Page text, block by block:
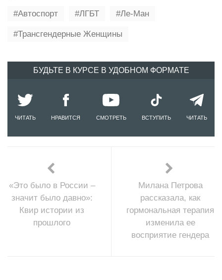
Автоспорт
ЛГБТ Ле-Ман
Трансгендерные Женщины
БУДЬТЕ В КУРСЕ В УДОБНОМ ФОРМАТЕ
ЧИТАТЬ НРАВИТСЯ СМОТРЕТЬ ВСТУПИТЬ ЧИТАТЬ
«Это было в России –
значит было давно»:
Квир истории из
прошлого
Милана Петрова
рассказала, как
гормональная терапия
изменила ее
восприятие гендера